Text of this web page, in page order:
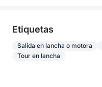
Etiquetas
Salida en lancha o motora
Tour en lancha